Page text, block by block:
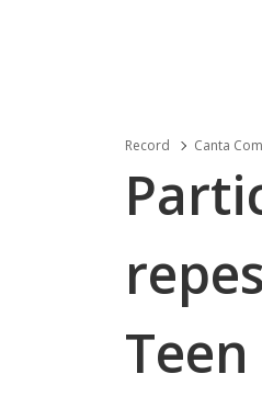
Record Canta
Teen